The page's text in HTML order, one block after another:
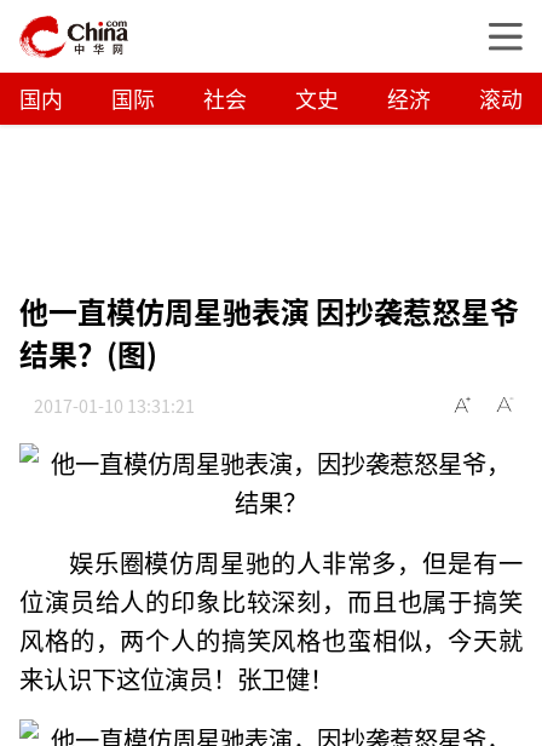
国内 国际 社会 文史 经济 滚动
他一直模仿周星驰表演 因抄袭惹怒星爷
结果？(图)
2017-01-10 13:31:21
娱乐圈模仿周星驰的人非常多，但是有一
位演员给人的印象比较深刻，而且也属于搞笑
风格的，两个人的搞笑风格也蛮相似，今天就
来认识下这位演员！张卫健！